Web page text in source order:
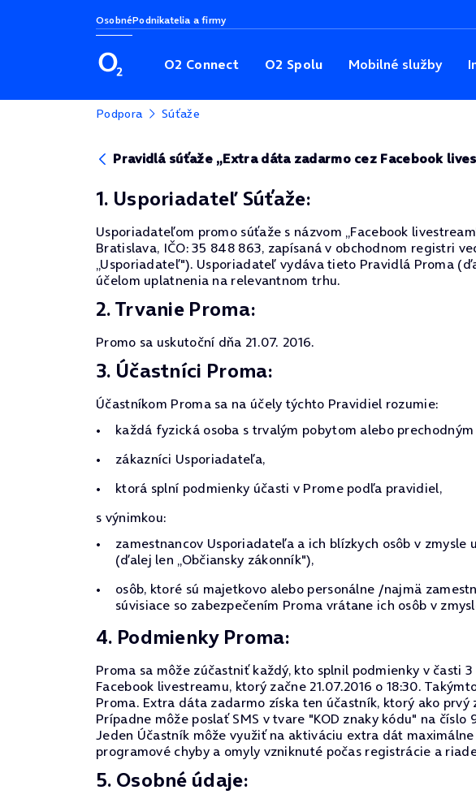
OsobnéPodnikatelia a firmy
O2 Connect O2 Spolu Mobilné služby
Podpora Súťaže
Pravidlá súťaže „Extra dáta zadarmo cez Facebook
1. Usporiadateľ Súťaže:
Usporiadateľom promo súťaže s názvom „Facebook
Bratislava, IČO: 35 848 863, zapísaná v obchodnom registri
„Usporiadateľ"). Usporiadateľ vydáva tieto Pravidlá Proma
účelom uplatnenia na relevantnom trhu.
2. Trvanie Proma:
Promo sa uskutoční dňa 21.07. 2016.
3. Účastníci Proma:
Účastníkom Proma sa na účely týchto Pravidiel rozumie:
každá fyzická osoba s trvalým pobytom alebo
zákazníci Usporiadateľa,
ktorá splní podmienky účasti v Prome podľa pravidiel,
s výnimkou:
zamestnancov Usporiadateľa a ich blízkych osôb v zmysle
(ďalej len „Občiansky zákonník"),
osôb, ktoré sú majetkovo alebo personálne /najmä
súvisiace so zabezpečením Proma vrátane ich osôb v
4. Podmienky Proma:
Proma sa môže zúčastniť každý, kto splnil podmienky v časti
Facebook livestreamu, ktorý začne 21.07.2016 o 18:30.
Proma. Extra dáta zadarmo získa ten účastník, ktorý ako
Prípadne môže poslať SMS v tvare "KOD znaky kódu" na
Jeden Účastník môže využiť na aktiváciu extra dát
programové chyby a omyly vzniknuté počas registrácie a
5. Osobné údaje: